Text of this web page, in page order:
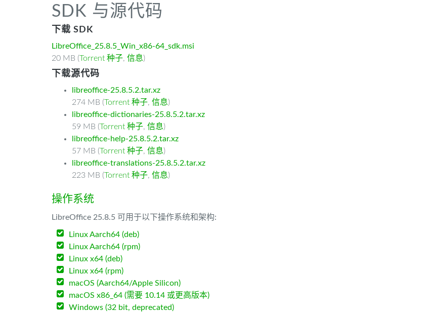
SDK 与源代码
下载 SDK
LibreOffice_25.8.5_Win_x86-64_sdk.msi
20 MB (Torrent 种子, 信息)
下载源代码
libreoffice-25.8.5.2.tar.xz
274 MB (Torrent 种子, 信息)
libreoffice-dictionaries-25.8.5.2.tar.xz
59 MB (Torrent 种子, 信息)
libreoffice-help-25.8.5.2.tar.xz
57 MB (Torrent 种子, 信息)
libreoffice-translations-25.8.5.2.tar.xz
223 MB (Torrent 种子, 信息)
操作系统
LibreOffice 25.8.5 可用于以下操作系统和架构:
Linux Aarch64 (deb)
Linux Aarch64 (rpm)
Linux x64 (deb)
Linux x64 (rpm)
macOS (Aarch64/Apple Silicon)
macOS x86_64 (需要 10.14 或更高版本)
Windows (32 bit, deprecated)